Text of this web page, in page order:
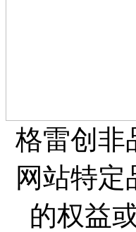
格雷创非
网站特
的权益